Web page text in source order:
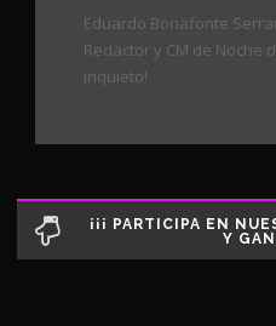
Eduardo Bonafonte
Redactor y CM de Noche
inquieto!
¡¡¡ PARTICIPA EN
Y